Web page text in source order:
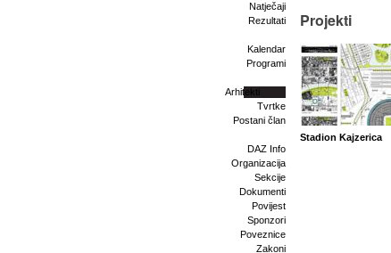
Natječaji
Rezultati
Kalendar
Programi
Arhitekti
Tvrtke
Postani član
DAZ Info
Organizacija
Sekcije
Dokumenti
Povijest
Sponzori
Poveznice
Zakoni
Projekti
Stadion Kajzerica